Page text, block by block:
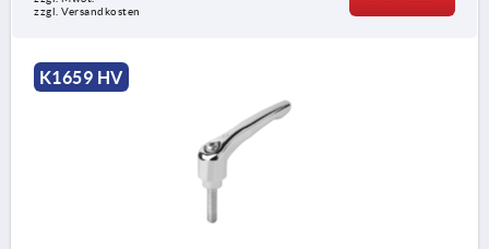
zzgl. Versandkosten
K1659 HV